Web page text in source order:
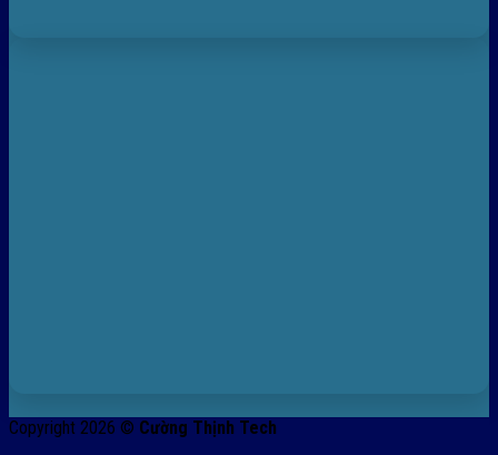
Copyright 2026 © Cường Thịnh Tech